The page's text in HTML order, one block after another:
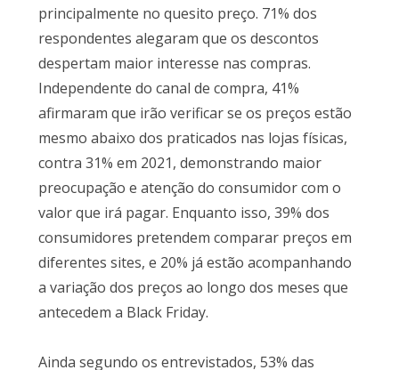
principalmente no quesito preço. 71% dos
respondentes alegaram que os descontos
despertam maior interesse nas compras.
Independente do canal de compra, 41%
afirmaram que irão verificar se os preços estão
mesmo abaixo dos praticados nas lojas físicas,
contra 31% em 2021, demonstrando maior
preocupação e atenção do consumidor com o
valor que irá pagar. Enquanto isso, 39% dos
consumidores pretendem comparar preços em
diferentes sites, e 20% já estão acompanhando
a variação dos preços ao longo dos meses que
antecedem a Black Friday.
Ainda segundo os entrevistados, 53% das